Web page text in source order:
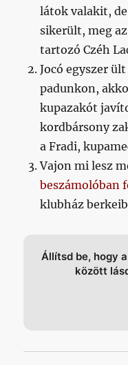
látok valakit,
sikerült, meg
tartozó Czéh
Jocó egyszer
padunkon,
kupazakót
kordbársony
a Fradi,
Vajon mi lesz
beszámolóban
klubház
Állítsd be, hogy
között